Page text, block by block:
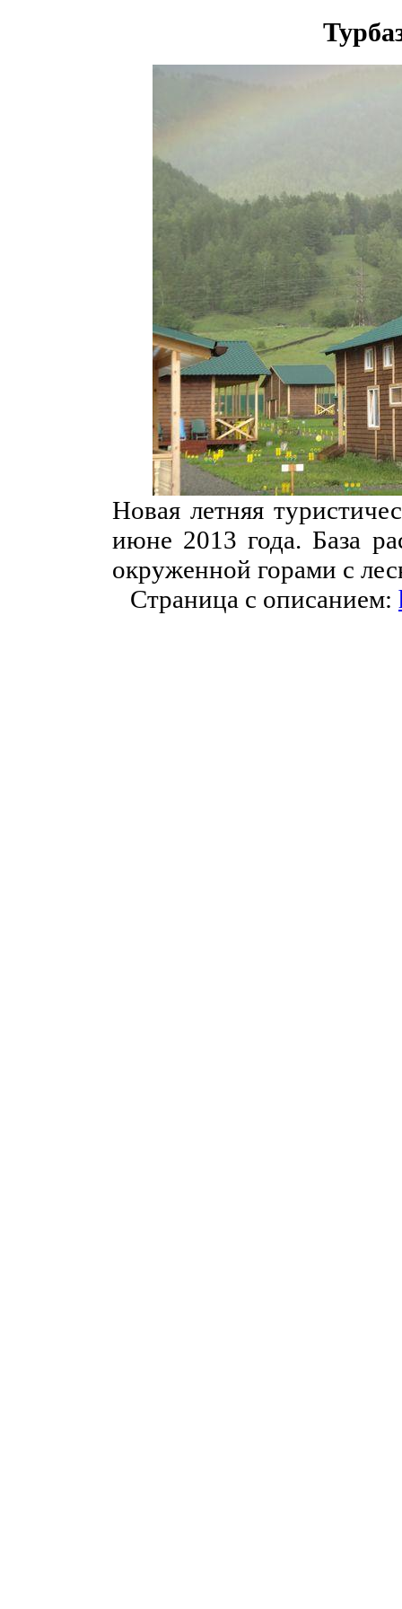
Новая летняя
июне 2013 года. База
окруженной горами с
Страница с описанием: